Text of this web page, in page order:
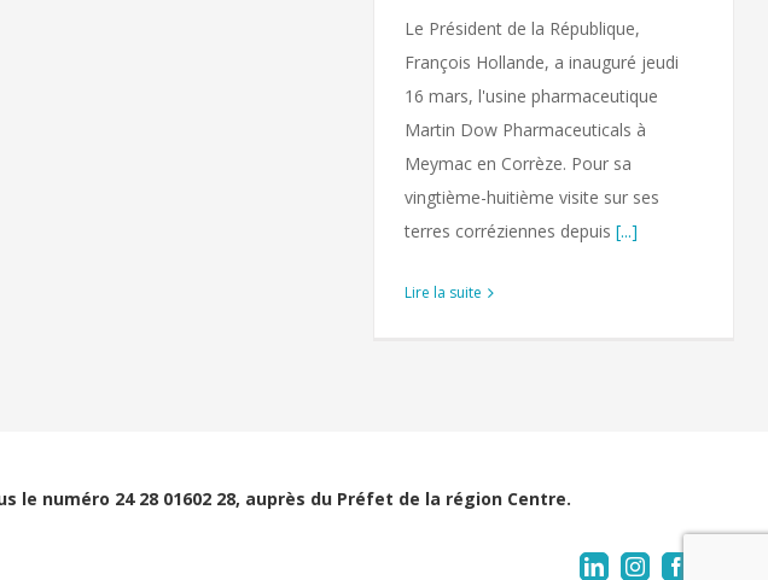
Le Président de la République,
François Hollande, a inauguré jeudi
16 mars, l'usine pharmaceutique
Martin Dow Pharmaceuticals à
Meymac en Corrèze. Pour sa
vingtième-huitième visite sur ses
terres corréziennes depuis [...]
Lire la suite
numéro 24 28 01602 28, auprès du Préfet de la région Centre.
LinkedInInstagram